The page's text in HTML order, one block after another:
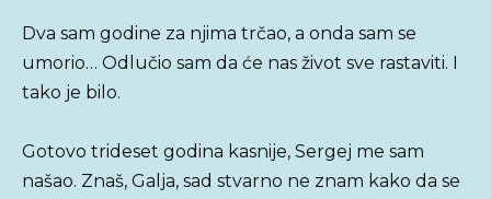
Dva sam godine za njima trčao, a onda sam se
umorio… Odlučio sam da će nas život sve rastaviti. I
tako je bilo.
Gotovo trideset godina kasnije, Sergej me sam
našao. Znaš, Galja, sad stvarno ne znam kako da se